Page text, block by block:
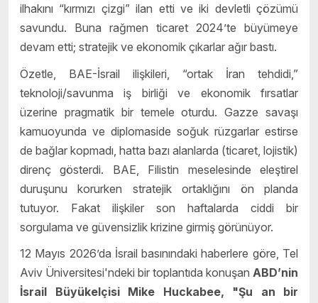
ilhakını “kırmızı çizgi” ilan etti ve iki devletli çözümü
savundu. Buna rağmen ticaret 2024’te büyümeye
devam etti; stratejik ve ekonomik çıkarlar ağır bastı.
Özetle, BAE-İsrail ilişkileri, “ortak İran tehdidi,”
teknoloji/savunma iş birliği ve ekonomik fırsatlar
üzerine pragmatik bir temele oturdu. Gazze savaşı
kamuoyunda ve diplomaside soğuk rüzgarlar estirse
de bağlar kopmadı, hatta bazı alanlarda (ticaret, lojistik)
direnç gösterdi. BAE, Filistin meselesinde eleştirel
duruşunu korurken stratejik ortaklığını ön planda
tutuyor. Fakat ilişkiler son haftalarda ciddi bir
sorgulama ve güvensizlik krizine girmiş görünüyor.
12 Mayıs 2026’da İsrail basınındaki haberlere göre, Tel
Aviv Üniversitesi'ndeki bir toplantıda konuşan ABD’nin
İsrail Büyükelçisi Mike Huckabee, "Şu an bir